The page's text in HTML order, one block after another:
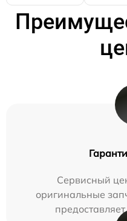
Сервисный
оригинальные